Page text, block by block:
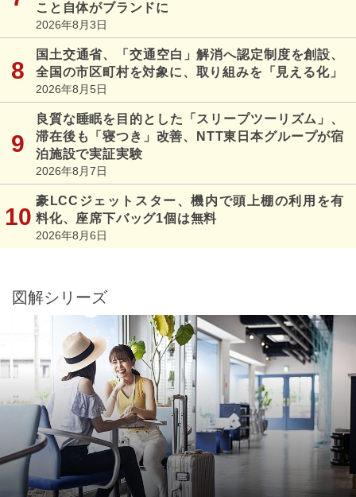
こと自体がブランドに
2026年8月3日
国土交通省、「交通空白」解消へ認定制度を創設、
全国の市区町村を対象に、取り組みを「見える化」
2026年8月5日
良質な睡眠を目的とした「スリープツーリズム」、
滞在後も「寝つき」改善、NTT東日本グループが宿
泊施設で実証実験
2026年8月7日
豪LCCジェットスター、機内で頭上棚の利用を有
料化、座席下バッグ1個は無料
2026年8月6日
図解シリーズ